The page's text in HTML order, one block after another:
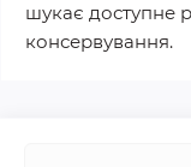
шукає доступне
консервування.